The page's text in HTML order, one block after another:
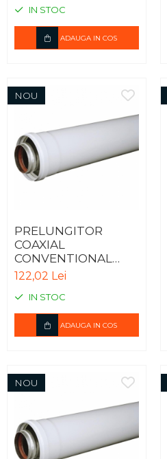
IN STOC
ADAUGA IN COS
NOU
PRELUNGITOR
COAXIAL
CONVENTIONAL
PENTRU CENTRALA
TERMICA - 0.5m
122,02 Lei
IN STOC
ADAUGA IN COS
NOU